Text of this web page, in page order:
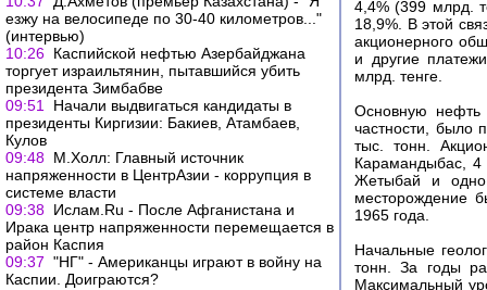
езжу на велосипеде по 30-40 километров..."
(интервью)
10:26 Каспийской нефтью Азербайджана
торгует израильтянин, пытавшийся убить
президента Зимбабве
09:51
Начали выдвигаться кандидаты в
президенты Киргизии: Бакиев, Атамбаев,
Кулов
09:48 М.Холл: Главный источник
напряженности в ЦентрАзии - коррупция в
системе власти
09:38 Ислам.Ru - После Афганистана и
Ирака центр напряженности перемещается в
район Каспия
09:37 "НГ" - Американцы играют в войну на
Каспии. Доиграются?
4,4% (399 млрд.
18,9%. В этой
акционерного
и другие
млрд. тенге.
Основную нефть
частности, было
тыс. тонн.
Карамандыбас, 4
Жетыбай и одно
месторождение
1965 года.
Начальные
тонн. За годы
Максимальный